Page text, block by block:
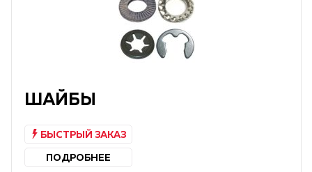
ШАЙБЫ
БЫСТРЫЙ ЗАКАЗ
ПОДРОБНЕЕ